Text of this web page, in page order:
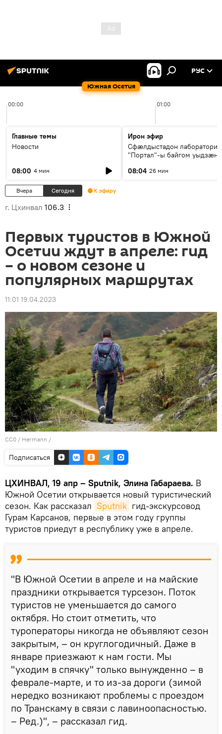
Южная Осетия
РУС
00:00 01:00
Главные темы
Новости
08:00 4 мин
Ирон эфир
Сфæлдыстадон лаборатори
"Портал"-ы байгом уыдзæн
Æхсары куыстыты равдыст
08:04 26 мин
Вчера Сегодня К эфиру
г. Цхинвал 106.3
Первых туристов в Южной
Осетии ждут в апреле: гид
– о новом сезоне и
популярных маршрутах
11:01 19.04.2023
CC0 / Hermann /
Подписаться
ЦХИНВАЛ, 19 апр – Sputnik, Элина Габараева. В
Южной Осетии открывается новый туристический
сезон. Как рассказал Sputnik гид-экскурсовод
Гурам Карсанов, первые в этом году группы
туристов приедут в республику уже в апреле.
"В Южной Осетии в апреле и на майские
праздники открывается турсезон. Поток
туристов не уменьшается до самого
октября. Но стоит отметить, что
туроператоры никогда не объявляют сезон
закрытым, – он круглогодичный. Даже в
январе приезжают к нам гости. Мы
"уходим в спячку" только вынужденно – в
феврале-марте, и то из-за дороги (зимой
нередко возникают проблемы с проездом
по Транскаму в связи с лавиноопасностью.
– Ред.)", – рассказал гид.